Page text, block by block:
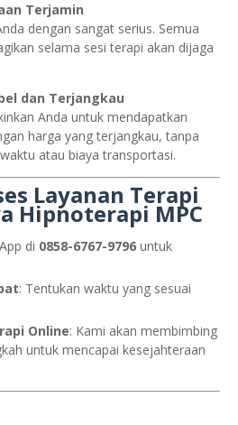
Terjamin
dengan sangat serius. Semua
selama sesi terapi akan dijaga
dan Terjangkau
Anda untuk mendapatkan
harga yang terjangkau, tanpa
atau biaya transportasi.
Layanan Terapi
Hipnoterapi MPC
di 0858-6767-9796 untuk
: Tentukan waktu yang sesuai
Online: Kami akan membimbing
untuk mencapai kesejahteraan